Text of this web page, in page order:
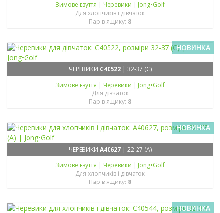
Зимове взуття | Черевики | Jong•Golf
Для хлопчиків і дівчаток
Пар в ящику: 8
НОВИНКА
ЧЕРЕВИКИ C40522| 32-37 (C)
Зимове взуття | Черевики | Jong•Golf
Для дівчаток
Пар в ящику: 8
НОВИНКА
ЧЕРЕВИКИ A40627| 22-27 (A)
Зимове взуття | Черевики | Jong•Golf
Для хлопчиків і дівчаток
Пар в ящику: 8
НОВИНКА